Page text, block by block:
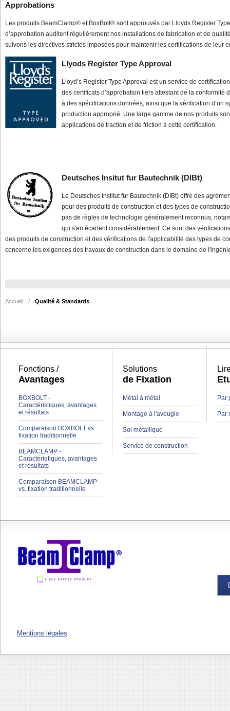
Approbations
Les produits BeamClamp® et BoxBolt® sont approuvés par Lloyds Register
d’approbation auditent régulièrement nos installations de fabrication et de
suivons les directives strictes imposées pour maintenir les certifications de leur
Llyods Register Type Approval
Lloyd’s Register Type Approval est un service de
des certificats d’approbation tiers attestant de la conformité
à des spécifications données, ainsi que la vérification d’un
production approprié. Une large gamme de nos produits
applications de traction et de friction à cette certification.
Deutsches Insitut fur Bautechnik (DIBt)
Le Deutsches Institut für Bautechnik (DIBt) offre des
pour des produits de construction et des types de
pas de règles de technologie généralement reconnus,
qui s'en écartent considérablement. Ce sont des
des produits de construction et des vérifications de l'applicabilité des types de
concerne les exigences des travaux de construction dans le domaine de
Accueil / Qualité & Standards
Fonctions /
Avantages
BOXBOLT -
Caractéristiques, avantages
et résultats
Comparaison BOXBOLT vs.
fixation traditionnelle
BEAMCLAMP -
Caractériqtiques, avantages
et résultats
Comparaison BEAMCLAMP
vs. fixation traditionnelle
Solutions
de Fixation
Métal à métal
Montage à l'aveugle
Sol métallique
Service de construction
Par
Par
Mentions légales